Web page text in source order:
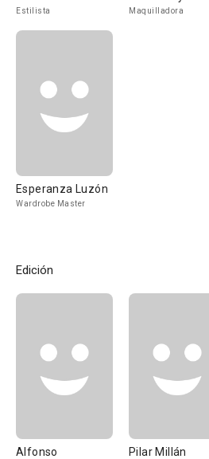
Estilista Maquilladora
Esperanza Luzón
Wardrobe Master
Edición
Alfonso
Pilar Millán